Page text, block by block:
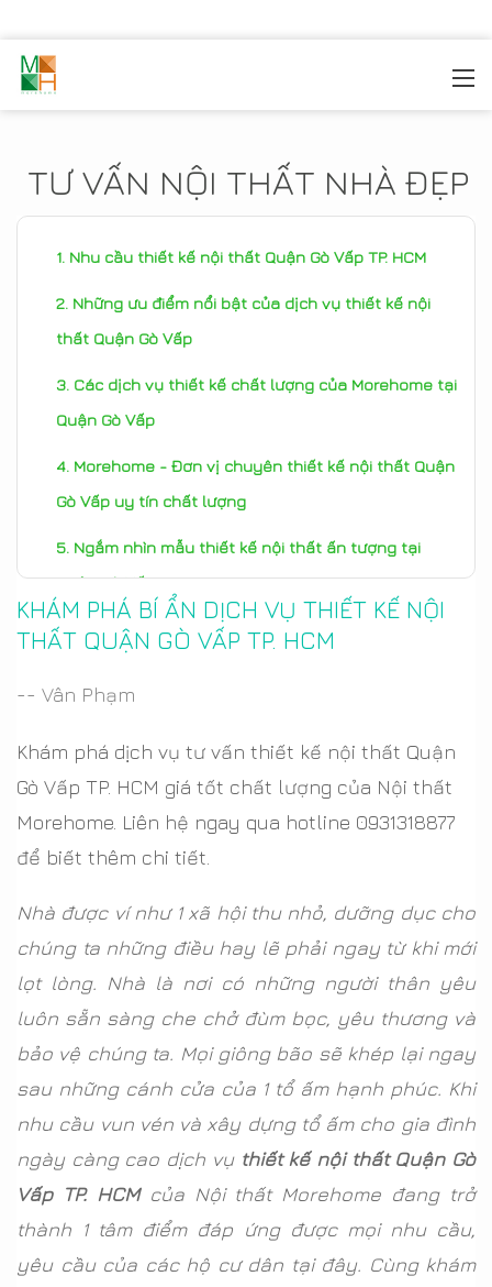
TƯ VẤN NỘI THẤT NHÀ ĐẸP
Nhu cầu thiết kế nội thất Quận Gò Vấp TP. HCM
Những ưu điểm nổi bật của dịch vụ thiết kế nội
thất Quận Gò Vấp
Các dịch vụ thiết kế chất lượng của Morehome tại
Quận Gò Vấp
Morehome - Đơn vị chuyên thiết kế nội thất Quận
Gò Vấp uy tín chất lượng
Ngắm nhìn mẫu thiết kế nội thất ấn tượng tại
Quận Gò Vấp TP. HCM
KHÁM PHÁ BÍ ẨN DỊCH VỤ THIẾT KẾ NỘI
THẤT QUẬN GÒ VẤP TP. HCM
-- Vân Phạm
Khám phá dịch vụ tư vấn thiết kế nội thất Quận
Gò Vấp TP. HCM giá tốt chất lượng của Nội thất
Morehome. Liên hệ ngay qua hotline 0931318877
để biết thêm chi tiết.
Nhà được ví như 1 xã hội thu nhỏ, dưỡng dục cho
chúng ta những điều hay lẽ phải ngay từ khi mới
lọt lòng. Nhà là nơi có những người thân yêu
luôn sẵn sàng che chở đùm bọc, yêu thương và
bảo vệ chúng ta. Mọi giông bão sẽ khép lại ngay
sau những cánh cửa của 1 tổ ấm hạnh phúc. Khi
nhu cầu vun vén và xây dựng tổ ấm cho gia đình
ngày càng cao dịch vụ thiết kế nội thất Quận Gò
Vấp TP. HCMcủa Nội thất Morehome đang trở
thành 1 tâm điểm đáp ứng được mọi nhu cầu,
yêu cầu của các hộ cư dân tại đây. Cùng khám